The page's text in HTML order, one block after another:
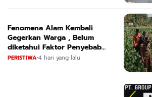
Fenomena Alam Kembali
Gegerkan Warga , Belum
diketahui Faktor Penyebab
Suara
PERISTIWA•4 hari yang lalu